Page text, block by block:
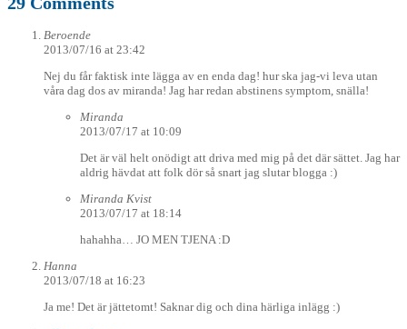
Beroende
2013/07/16 at 23:42
Nej du får faktisk inte lägga av en enda dag! hur ska jag-vi leva utan
våra dag dos av miranda! Jag har redan abstinens symptom, snälla!
Miranda
2013/07/17 at 10:09
Det är väl helt onödigt att driva med mig på det där sättet. Jag har
aldrig hävdat att folk dör så snart jag slutar blogga :)
Miranda Kvist
2013/07/17 at 18:14
hahahha… JO MEN TJENA :D
Hanna
2013/07/18 at 16:23
Ja me! Det är jättetomt! Saknar dig och dina härliga inlägg :)